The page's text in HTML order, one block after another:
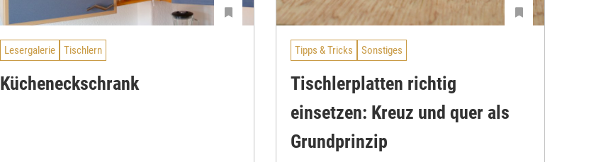
Lesergalerie Tischlern
Kücheneckschrank
Tipps & Tricks Sonstiges
Tischlerplatten richtig
einsetzen: Kreuz und quer als
Grundprinzip